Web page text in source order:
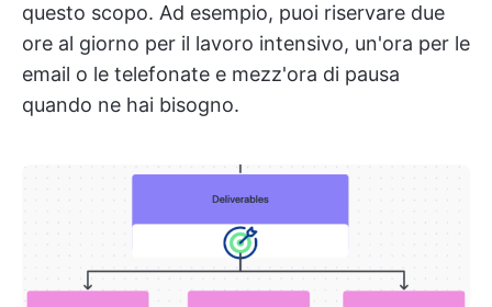
questo scopo. Ad esempio, puoi riservare due
ore al giorno per il lavoro intensivo, un'ora per le
email o le telefonate e mezz'ora di pausa
quando ne hai bisogno.